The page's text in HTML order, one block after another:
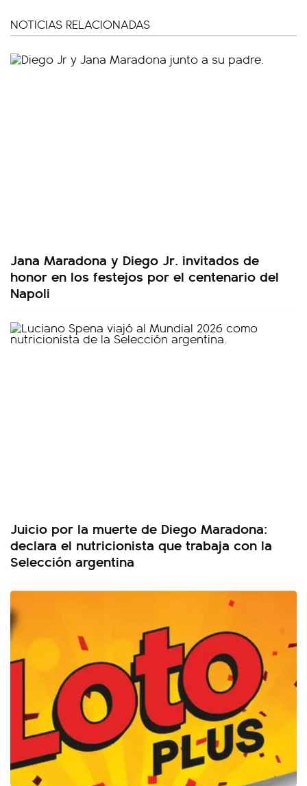
NOTICIAS RELACIONADAS
Jana Maradona y Diego Jr. invitados de
honor en los festejos por el centenario del
Napoli
Juicio por la muerte de Diego Maradona:
declara el nutricionista que trabaja con la
Selección argentina